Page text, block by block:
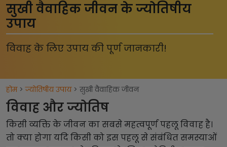
सुखी वैवाहिक जीवन के ज्योतिषीय
उपाय
विवाह के लिए उपाय की पूर्ण जानकारी!
होम>ज्योतिषीय उपाय> सुखी वैवाहिक जीवन
विवाह और ज्योतिष
किसी व्यक्ति के जीवन का सबसे महत्वपूर्ण पहलू विवाह है।
तो क्या होगा यदि किसी को इस पहलू से संबंधित समस्याओं